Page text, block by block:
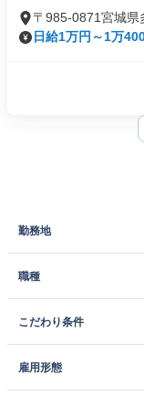
〒985-0871宮城県
日給1万円～1万
勤務地
職種
こだわり条件
雇用形態